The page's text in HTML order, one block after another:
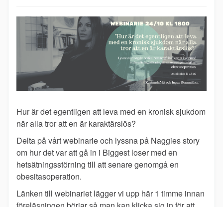
Hur är det egentligen att leva med en kronisk sjukdom
när alla tror att en är karaktärslös?
Delta på vårt webinarie och lyssna på Naggies story
om hur det var att gå in i Biggest loser med en
hetsätningsstörning till att senare genomgå en
obesitasoperation.
Länken till webinariet lägger vi upp här 1 timme innan